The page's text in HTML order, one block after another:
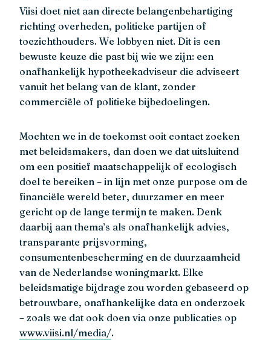
Viisi doet niet aan directe belangenbehartiging
richting overheden, politieke partijen of
toezichthouders. We lobbyen niet. Dit is een
bewuste keuze die past bij wie we zijn: een
onafhankelijk hypotheekadviseur die adviseert
vanuit het belang van de klant, zonder
commerciële of politieke bijbedoelingen.
Mochten we in de toekomst ooit contact zoeken
met beleidsmakers, dan doen we dat uitsluitend
om een positief maatschappelijk of ecologisch
doel te bereiken – in lijn met onze purpose om de
financiële wereld beter, duurzamer en meer
gericht op de lange termijn te maken. Denk
daarbij aan thema’s als onafhankelijk advies,
transparante prijsvorming,
consumentenbescherming en de duurzaamheid
van de Nederlandse woningmarkt. Elke
beleidsmatige bijdrage zou worden gebaseerd op
betrouwbare, onafhankelijke data en onderzoek
– zoals we dat ook doen via onze publicaties op
www.viisi.nl/media/.